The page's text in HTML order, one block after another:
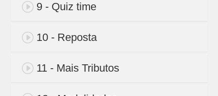
9 - Quiz time
10 - Reposta
11 - Mais Tributos